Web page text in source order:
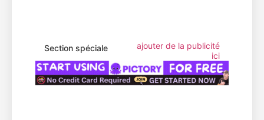
Section spéciale
ajouter de la publicité
ici